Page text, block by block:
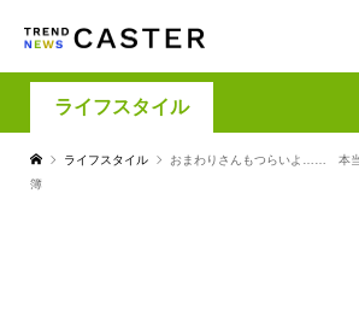
ライフスタイル
ライフスタイル
おまわりさんもつらいよ…… 本
簿